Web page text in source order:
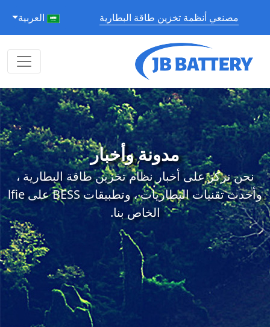
مصنعي أنظمة تخزين طاقة البطارية العربية
مدونة وأخبار
نحن نركز على أخبار نظام تخزين طاقة البطارية ،
وأحدث تقنيات البطاريات ، وتطبيقات BESS على lfie
الخاص بنا.